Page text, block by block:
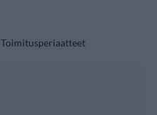
Toimitusperiaatteet